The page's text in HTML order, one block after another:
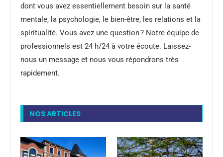
dont vous avez essentiellement besoin sur la santé
mentale, la psychologie, le bien-être, les relations et la
spiritualité. Vous avez une question ? Notre équipe de
professionnels est 24 h/24 à votre écoute. Laissez-
nous un message et nous vous répondrons très
rapidement.
NOS ARTICLES